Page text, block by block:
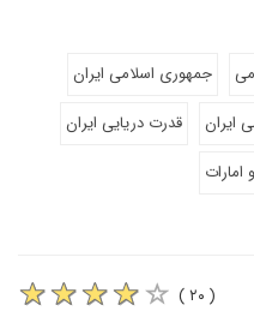
جمهوری اسلامی ایران
ایران
قدرت دریایی ایران
امارات
( ۲۰ )